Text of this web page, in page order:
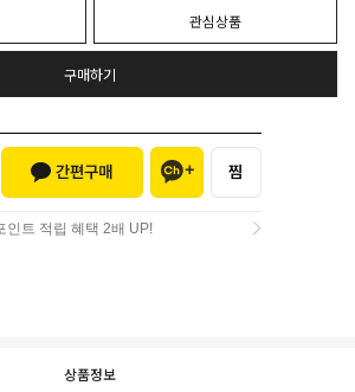
관심상품
구매하기
인트 적립 혜택 2배 UP!
상품정보